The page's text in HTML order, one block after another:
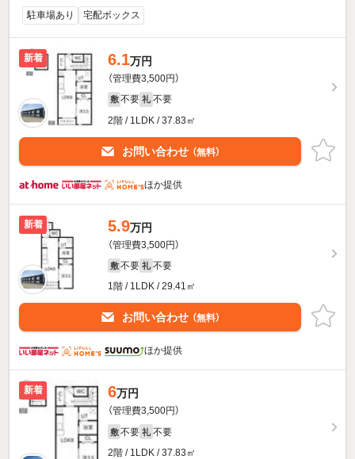
駐車場あり 宅配ボックス
新着 6.1万円
（管理費3,500円）
敷 不要 礼 不要
2階 / 1LDK / 37.83㎡
お問い合わせ （無料）
ほか提供
新着 5.9万円
（管理費3,500円）
敷 不要 礼 不要
1階 / 1LDK / 29.41㎡
お問い合わせ （無料）
ほか提供
新着 6万円
（管理費3,500円）
敷 不要 礼 不要
2階 / 1LDK / 37.83㎡